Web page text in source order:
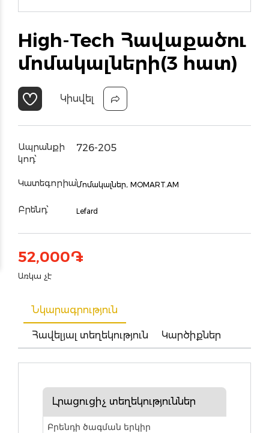
High-Tech Հավաքածու
մոմակալների(3 հատ)
Կիսվել
Ապրանքի
կոդ՝
726-205
Կատեգորիա՝Մոմակալներ, MOMART.AM
Բրենդ՝ Lefard
52,000֏
Առկա չէ
Նկարագրություն
Հավելյալ տեղեկություն Կարծիքներ
Լրացուցիչ տեղեկություններ
Բրենդի ծագման երկիր